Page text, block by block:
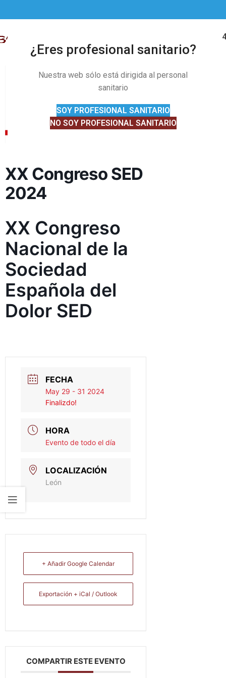
¿Eres profesional sanitario?
Nuestra web sólo está dirigida al personal
sanitario
SOY PROFESIONAL SANITARIO
NO SOY PROFESIONAL SANITARIO
91 328 01
XX Congreso SED
2024
XX Congreso
Nacional de la
Sociedad
Española del
Dolor SED
FECHA
May 29 - 31 2024
Finalizdo!
HORA
Evento de todo el día
LOCALIZACIÓN
León
+ Añadir Google Calendar
Exportación + iCal / Outlook
COMPARTIR ESTE EVENTO